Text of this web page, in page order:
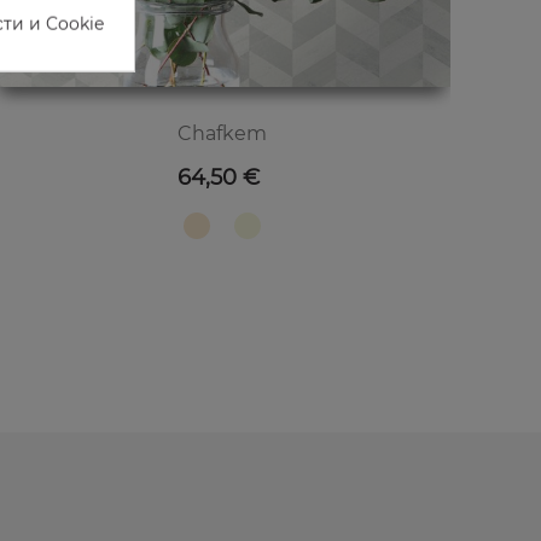
Chafkem
Цена
64,50 €
и Cookie